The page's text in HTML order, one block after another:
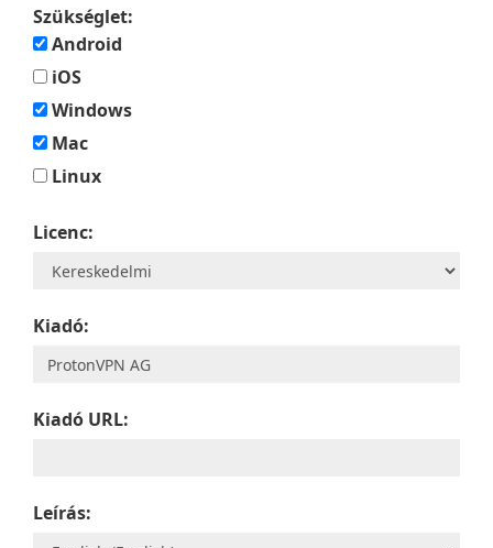
Szükséglet:
Android
iOS
Windows
Mac
Linux
Licenc:
Kiadó:
Kiadó URL:
Leírás: